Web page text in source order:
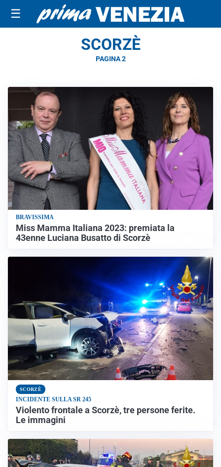
☰
SCORZÈ
PAGINA 2
BRAVISSIMA
Miss Mamma Italiana 2023: premiata la
43enne Luciana Busatto di Scorzè
SCORZÈ
INCIDENTE SULLA SR 245
Violento frontale a Scorzè, tre persone ferite.
Le immagini